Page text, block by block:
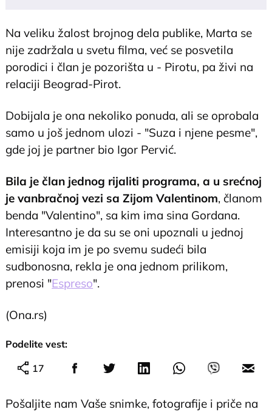
Na veliku žalost brojnog dela publike, Marta se
nije zadržala u svetu filma, već se posvetila
porodici i član je pozorišta u - Pirotu, pa živi na
relaciji Beograd-Pirot.
Dobijala je ona nekoliko ponuda, ali se oprobala
samo u još jednom ulozi - "Suza i njene pesme",
gde joj je partner bio Igor Pervić.
Bila je član jednog rijaliti programa, a u srećnoj
je vanbračnoj vezi sa Zijom Valentinom, članom
benda "Valentino", sa kim ima sina Gordana.
Interesantno je da su se oni upoznali u jednoj
emisiji koja im je po svemu sudeći bila
sudbonosna, rekla je ona jednom prilikom,
prenosi "Espreso".
(Ona.rs)
Podelite vest:
17
Pošaljite nam Vaše snimke, fotografije i priče na